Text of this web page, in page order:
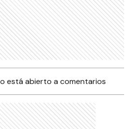
está abierto a comentarios